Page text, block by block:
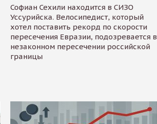
Софиан Сехили находится в СИЗО
Уссурийска. Велосипедист, который
хотел поставить рекорд по скорости
пересечения Евразии, подозревается в
незаконном пересечении российской
границы